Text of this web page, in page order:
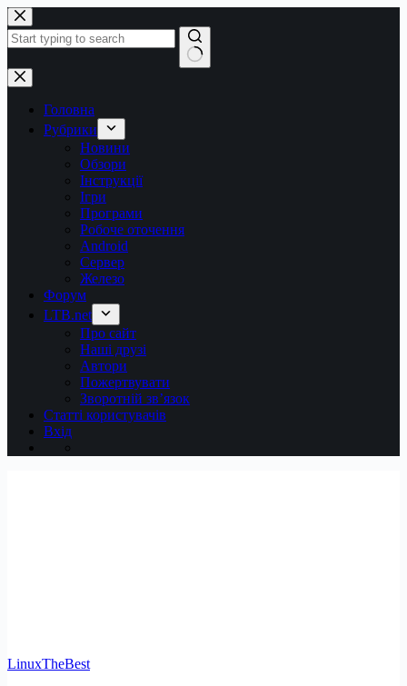
Перейти
до
вмісту
Немає
результатів
Головна
Рубрики
Новини
Обзори
Інструкції
Ігри
Програми
Робоче оточення
Android
Сервер
Железо
Форум
LTB.net
Про сайт
Наші друзі
Автори
Пожертвувати
Зворотній зв’язок
Статті користувачів
Вхід
LinuxTheBest